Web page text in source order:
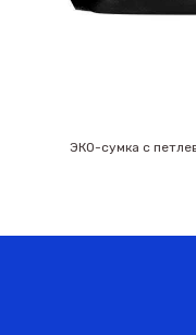
ЭКО-сумка с